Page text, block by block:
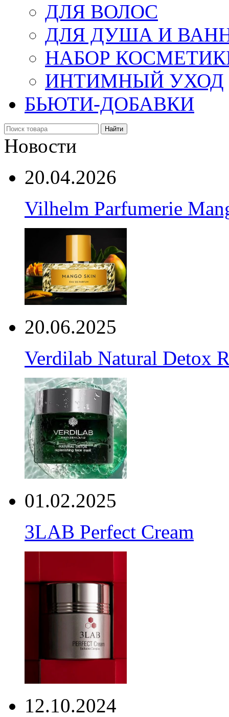
ДЛЯ ВОЛОС
ДЛЯ ДУША И
НАБОР
ИНТИМНЫЙ УХОД
БЬЮТИ-ДОБАВКИ
Найти
Новости
20.04.2026
Vilhelm Parfumerie
20.06.2025
Verdilab Natural Detox
01.02.2025
3LAB Perfect Cream
12.10.2024